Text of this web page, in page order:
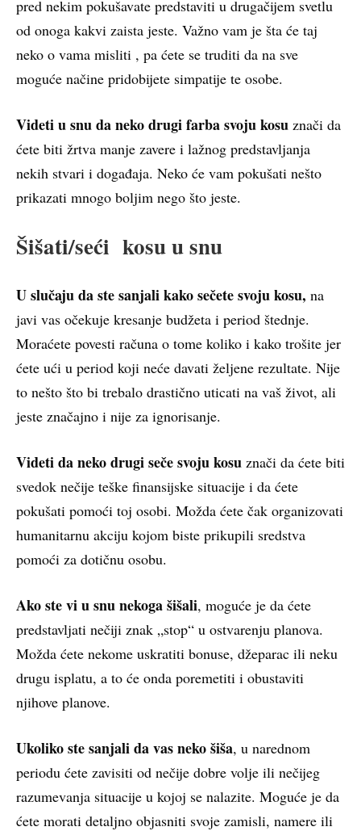
pred nekim pokušavate predstaviti u drugačijem svetlu
od onoga kakvi zaista jeste. Važno vam je šta će taj
neko o vama misliti , pa ćete se truditi da na sve
moguće načine pridobijete simpatije te osobe.
Videti u snu da neko drugi farba svoju kosu znači da
ćete biti žrtva manje zavere i lažnog predstavljanja
nekih stvari i događaja. Neko će vam pokušati nešto
prikazati mnogo boljim nego što jeste.
Šišati/seći kosu u snu
U slučaju da ste sanjali kako sečete svoju kosu, na
javi vas očekuje kresanje budžeta i period štednje.
Moraćete povesti računa o tome koliko i kako trošite jer
ćete ući u period koji neće davati željene rezultate. Nije
to nešto što bi trebalo drastično uticati na vaš život, ali
jeste značajno i nije za ignorisanje.
Videti da neko drugi seče svoju kosu znači da ćete biti
svedok nečije teške finansijske situacije i da ćete
pokušati pomoći toj osobi. Možda ćete čak organizovati
humanitarnu akciju kojom biste prikupili sredstva
pomoći za dotičnu osobu.
Ako ste vi u snu nekoga šišali, moguće je da ćete
predstavljati nečiji znak „stop“ u ostvarenju planova.
Možda ćete nekome uskratiti bonuse, džeparac ili neku
drugu isplatu, a to će onda poremetiti i obustaviti
njihove planove.
Ukoliko ste sanjali da vas neko šiša, u narednom
periodu ćete zavisiti od nečije dobre volje ili nečijeg
razumevanja situacije u kojoj se nalazite. Moguće je da
ćete morati detaljno objasniti svoje zamisli, namere ili